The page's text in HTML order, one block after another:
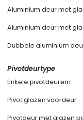
Aluminium deur met
Aluminium deur met
Dubbele aluminium
Pivotdeurtype
Enkele pivotdeurenr
Pivot glazen voordeur
Pivotdeur met glazen